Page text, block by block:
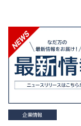
企業情報